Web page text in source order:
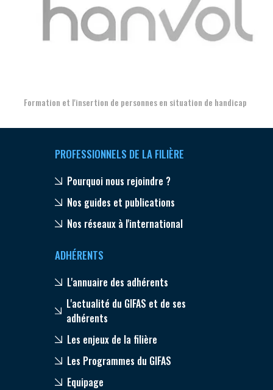
Formation et l'insertion de personnes en situation de handicap
PROFESSIONNELS DE LA FILIÈRE
Pourquoi nous rejoindre ?
Nos guides et publications
Nos réseaux à l'international
ADHÉRENTS
L'annuaire des adhérents
L'actualité du GIFAS et de ses
adhérents
Les enjeux de la filière
Les Programmes du GIFAS
Equipage